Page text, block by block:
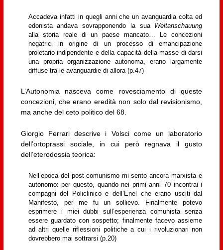
Accadeva infatti in quegli anni che un avanguardia colta ed
edonista andava sovrapponendo la sua Weltanschauung
alla storia reale di un paese mancato… Le concezioni
negatrici in origine di un processo di emancipazione
proletario indipendente e della capacità della masse di darsi
una propria organizzazione autonoma, erano largamente
diffuse tra le avanguardie di allora (p.47)
L’Autonomia nasceva come rovesciamento di queste
concezioni, che erano eredità non solo dal revisionismo,
ma anche del ceto politico del 68.
Giorgio Ferrari descrive i Volsci come un laboratorio
dell’ortoprassi sociale, in cui però regnava il gusto
dell’eterodossia teorica:
Nell’epoca del post-comunismo mi sento ancora marxista e
autonomo: per questo, quando nei primi anni 70 incontrai i
compagni del Policlinico e dell’Enel che erano usciti dal
Manifesto, per me fu un sollievo. Finalmente potevo
esprimere i miei dubbi sull’esperienza comunista senza
essere guardato con sospetto; finalmente facevo assieme
ad altri quelle riflessioni politiche a cui i rivoluzionari non
dovrebbero mai sottrarsi (p.20)